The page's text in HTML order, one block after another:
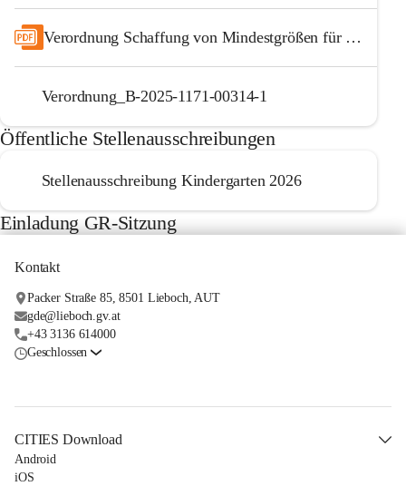
Verordnung Schaffung von Mindestgrößen für Bauplätze in Einfamiliengebieten
Verordnung_B-2025-1171-00314-1
Öffentliche Stellenausschreibungen
Stellenausschreibung Kindergarten 2026
Einladung GR-Sitzung
Kontakt
Packer Straße 85, 8501 Lieboch, AUT
gde@lieboch.gv.at
+43 3136 614000
Geschlossen
CITIES Download
Android
iOS